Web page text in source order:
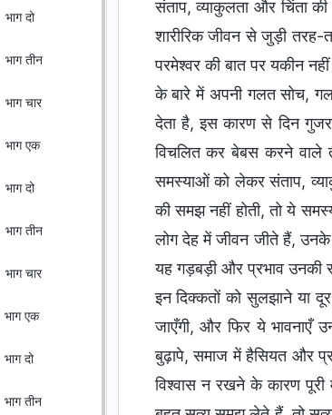
भाग दो
भाग तीन
भाग चार
भाग एक
भाग दो
भाग तीन
भाग चार
भाग एक
भाग दो
भाग तीन
संताप, व्याकुलता और चिंता
शारीरिक जीवन से जुड़ी
परमेश्वर की बात पर यकीन
के बारे में अपनी गलत सोच,
देता है, इस कारण से दिन
विचलित कर बेबस करने वाले
समस्याओं को लेकर संताप,
की समझ नहीं होती, तो ये
लोग देह में जीवन जीते हैं, उनके
यह गड़बड़ी और प्रभाव उनकी
इन दिक्कतों को सुलझाने या
जाएँगी, और फिर ये भावनाएँ
बुढ़ापे, समाज में हैसियत और
विश्वास न रखने के कारण